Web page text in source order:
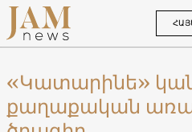
«Կատարինե»
քաղաքական